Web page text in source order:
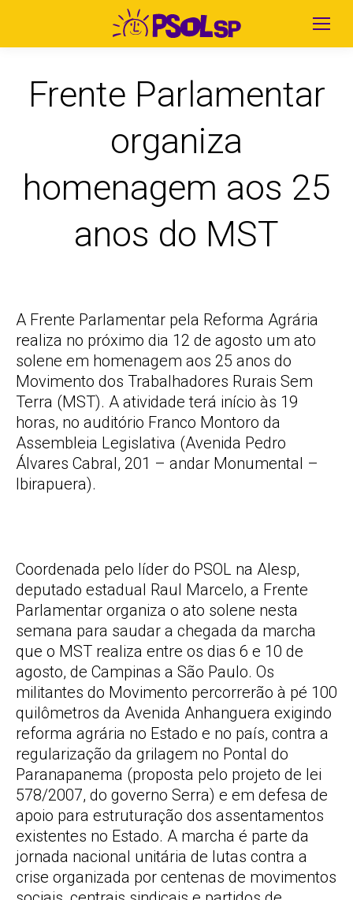
Frente Parlamentar
organiza
homenagem aos 25
anos do MST
A Frente Parlamentar pela Reforma Agrária
realiza no próximo dia 12 de agosto um ato
solene em homenagem aos 25 anos do
Movimento dos Trabalhadores Rurais Sem
Terra (MST). A atividade terá início às 19
horas, no auditório Franco Montoro da
Assembleia Legislativa (Avenida Pedro
Álvares Cabral, 201 – andar Monumental –
Ibirapuera).
Coordenada pelo líder do PSOL na Alesp,
deputado estadual Raul Marcelo, a Frente
Parlamentar organiza o ato solene nesta
semana para saudar a chegada da marcha
que o MST realiza entre os dias 6 e 10 de
agosto, de Campinas a São Paulo. Os
militantes do Movimento percorrerão à pé 100
quilômetros da Avenida Anhanguera exigindo
reforma agrária no Estado e no país, contra a
regularização da grilagem no Pontal do
Paranapanema (proposta pelo projeto de lei
578/2007, do governo Serra) e em defesa de
apoio para estruturação dos assentamentos
existentes no Estado. A marcha é parte da
jornada nacional unitária de lutas contra a
crise organizada por centenas de movimentos